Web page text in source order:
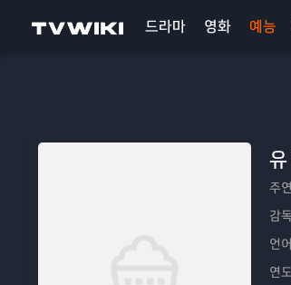
드라마 영화 예능
주
감
언
연